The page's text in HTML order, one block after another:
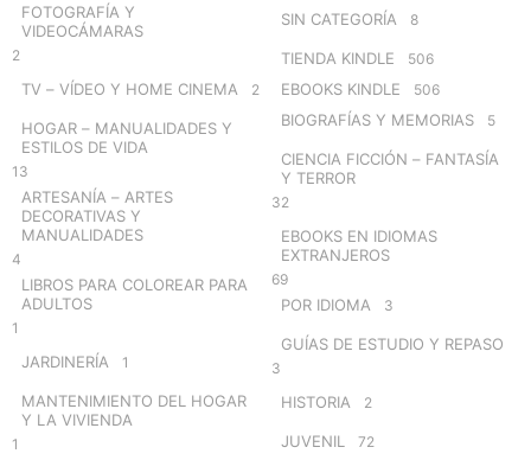
FOTOGRAFÍA Y
VIDEOCÁMARAS
2
TV – VÍDEO Y HOME CINEMA 2
HOGAR – MANUALIDADES Y
ESTILOS DE VIDA
13
ARTESANÍA – ARTES
DECORATIVAS Y
MANUALIDADES
4
LIBROS PARA COLOREAR PARA
ADULTOS
1
JARDINERÍA 1
MANTENIMIENTO DEL HOGAR
Y LA VIVIENDA
1
SIN CATEGORÍA 8
TIENDA KINDLE 506
EBOOKS KINDLE 506
BIOGRAFÍAS Y MEMORIAS 5
CIENCIA FICCIÓN – FANTASÍA
Y TERROR
32
EBOOKS EN IDIOMAS
EXTRANJEROS
69
POR IDIOMA 3
GUÍAS DE ESTUDIO Y REPASO
3
HISTORIA 2
JUVENIL 72